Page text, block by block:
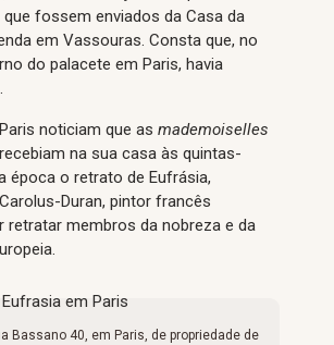
fossem enviados da Casa da
em Vassouras. Consta que, no
do palacete em Paris, havia
noticiam que as mademoiselles
na sua casa às quintas-
época o retrato de Eufrásia,
Duran, pintor francês
retratar membros da nobreza e da
Bassano 40, em Paris, de propriedade de